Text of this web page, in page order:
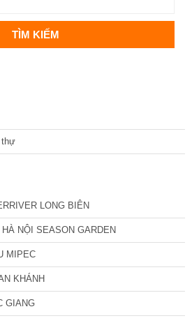
thự
LONG BIÊN
NỘI SEASON GARDEN
MIPEC
KHÁNH
GIANG